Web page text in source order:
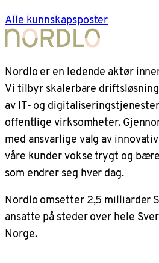
Alle kunnskapsposter
Nordlo er en ledende aktør
Vi tilbyr skalerbare
av IT- og
offentlige virksomheter.
med ansvarlige valg av
våre kunder vokse trygt og
som endrer seg hver dag.
Nordlo omsetter 2,5 milliarder
ansatte på steder over hele
Norge.